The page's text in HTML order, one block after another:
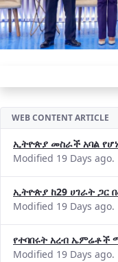
WEB CONTENT ARTICLE
ኢትዮጵያ መስራች አባል
Modified 19 Days ago.
ኢትዮጵያ ከ29 ሀገራት ጋር
Modified 19 Days ago.
የተባበሩት አረብ ኤምሬቶች
Modified 19 Days ago.